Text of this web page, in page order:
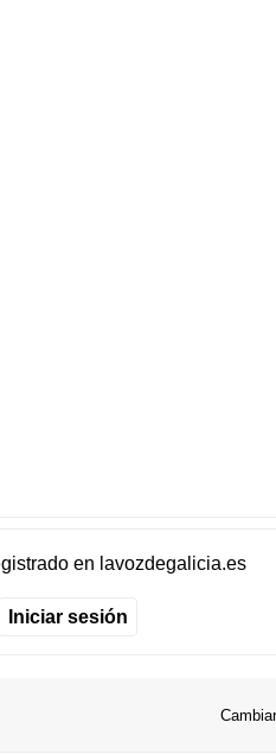
en lavozdegalicia.es
Iniciar sesión